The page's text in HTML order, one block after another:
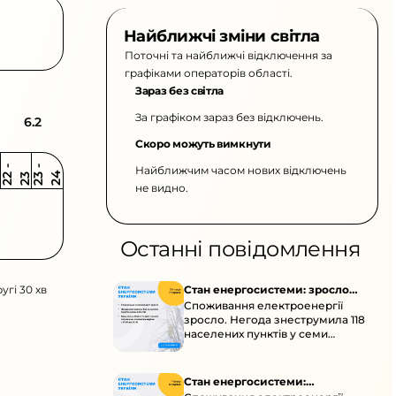
6.2
2 2
-
2 3 2 3
-
2 4
30 хв
Найближчі зміни світла
Поточні та найближчі відключення за
графіками операторів області.
Зараз без світла
За графіком зараз без відключень.
Скоро можуть вимкнути
Найближчим часом нових відключень
не видно.
Останні повідомлення
Стан енергосистеми: зросло
споживання через негоду
Споживання електроенергії
зросло. Негода знеструмила 118
населених пунктів у семи
областях. Обмежте
електроприладами 10:00–23:00.
Стан енергосистеми: